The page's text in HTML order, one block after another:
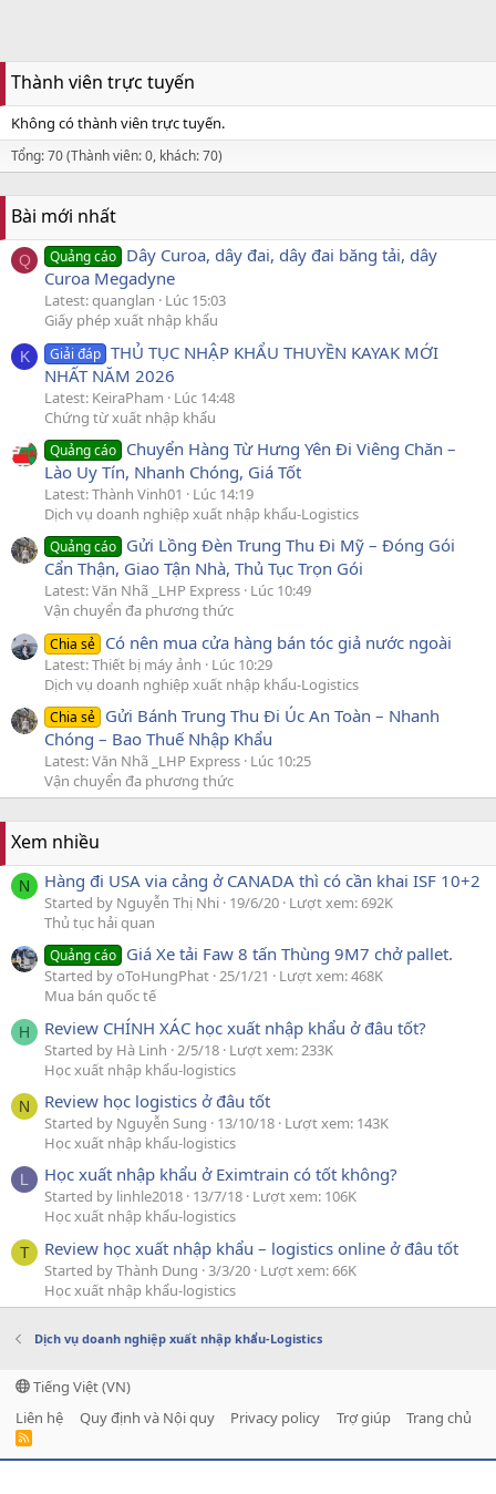
Thành viên trực tuyến
Không có thành viên trực tuyến.
Tổng: 70 (Thành viên: 0, khách: 70)
Bài mới nhất
Q Quảng cáo Dây Curoa, dây đai, dây đai băng tải, dây
Curoa Megadyne
Latest: quanglan
Lúc 15:03
Giấy phép xuất nhập khẩu
K Giải đáp THỦ TỤC NHẬP KHẨU THUYỀN KAYAK MỚI
NHẤT NĂM 2026
Latest: KeiraPham
Lúc 14:48
Chứng từ xuất nhập khẩu
Quảng cáo Chuyển Hàng Từ Hưng Yên Đi Viêng Chăn –
Lào Uy Tín, Nhanh Chóng, Giá Tốt
Latest: Thành Vinh01
Lúc 14:19
Dịch vụ doanh nghiệp xuất nhập khẩu-Logistics
Quảng cáo Gửi Lồng Đèn Trung Thu Đi Mỹ – Đóng Gói
Cẩn Thận, Giao Tận Nhà, Thủ Tục Trọn Gói
Latest: Văn Nhã _LHP Express Lúc 10:49
Vận chuyển đa phương thức
Chia sẻ Có nên mua cửa hàng bán tóc giả nước ngoài
Latest: Thiết bị máy ảnh
Lúc 10:29
Dịch vụ doanh nghiệp xuất nhập khẩu-Logistics
Chia sẻ Gửi Bánh Trung Thu Đi Úc An Toàn – Nhanh
Chóng – Bao Thuế Nhập Khẩu
Latest: Văn Nhã _LHP Express Lúc 10:25
Vận chuyển đa phương thức
Xem nhiều
N Hàng đi USA via cảng ở CANADA thì có cần khai ISF 10+2
Started by Nguyễn Thị Nhi 19/6/20 Lượt xem: 692K
Thủ tục hải quan
Quảng cáo Giá Xe tải Faw 8 tấn Thùng 9M7 chở pallet.
Started by oToHungPhat 25/1/21
Lượt xem: 468K
Mua bán quốc tế
H Review CHÍNH XÁC học xuất nhập khẩu ở đâu tốt?
Started by Hà Linh 2/5/18 Lượt xem: 233K
Học xuất nhập khẩu-logistics
N Review học logistics ở đâu tốt
Started by Nguyễn Sung 13/10/18 Lượt xem: 143K
Học xuất nhập khẩu-logistics
L Học xuất nhập khẩu ở Eximtrain có tốt không?
Started by linhle2018 13/7/18 Lượt xem: 106K
Học xuất nhập khẩu-logistics
T Review học xuất nhập khẩu – logistics online ở đâu tốt
Started by Thành Dung 3/3/20 Lượt xem: 66K
Học xuất nhập khẩu-logistics
Dịch vụ doanh nghiệp xuất nhập khẩu-Logistics
Tiếng Việt (VN)
Liên hệ
Quy định và Nội quy Privacy policy Trợ giúp Trang chủ
R
S